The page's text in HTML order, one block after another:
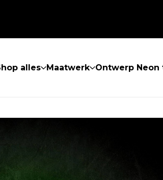
alles Maatwerk Ontwerp Neon